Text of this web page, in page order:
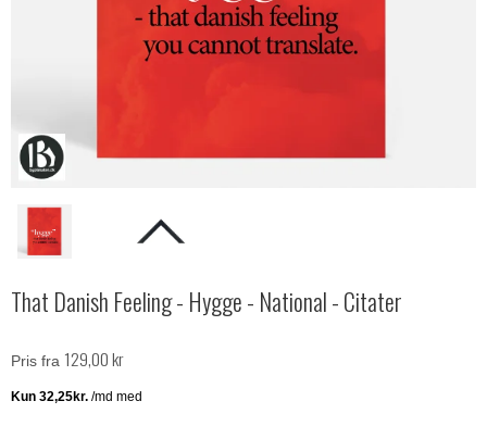
That Danish Feeling - Hygge - National - Citater
Pris fra 129,00 kr